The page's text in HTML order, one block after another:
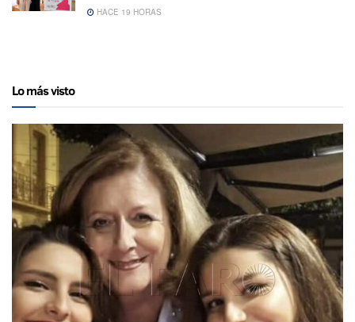
HACE 19 HORAS
Lo más visto